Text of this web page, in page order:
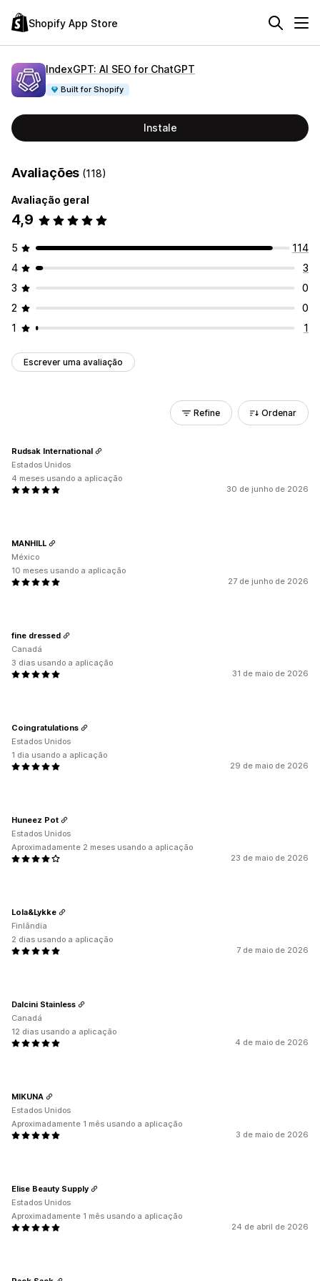
Shopify App Store
IndexGPT: AI SEO for ChatGPT
Built for Shopify
Instale
Avaliações (118)
Avaliação geral
4,9
5
114
4
3
3
0
2
0
1
1
Escrever uma avaliação
Refine Ordenar
30 de junho de 2026
Rudsak International
Estados Unidos
4 meses usando a aplicação
27 de junho de 2026
MANHILL
México
10 meses usando a aplicação
31 de maio de 2026
fine dressed
Canadá
3 dias usando a aplicação
29 de maio de 2026
Coingratulations
Estados Unidos
1 dia usando a aplicação
23 de maio de 2026
Huneez Pot
Estados Unidos
Aproximadamente 2 meses usando a aplicação
7 de maio de 2026
Lola&Lykke
Finlândia
2 dias usando a aplicação
4 de maio de 2026
Dalcini Stainless
Canadá
12 dias usando a aplicação
3 de maio de 2026
MIKUNA
Estados Unidos
Aproximadamente 1 mês usando a aplicação
24 de abril de 2026
Elise Beauty Supply
Estados Unidos
Aproximadamente 1 mês usando a aplicação